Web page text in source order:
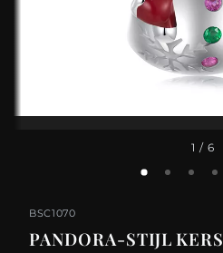
1 / 6
BSC1070
PANDORA-STIJL